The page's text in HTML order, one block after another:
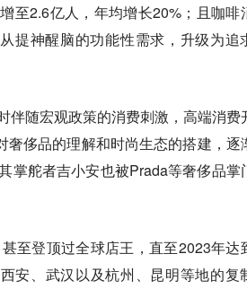
至2.6亿人，年均增长20%；且咖啡
提神醒脑的功能性需求，升级为追
伴随宏观政策的消费刺激，高端消费
侈品的理解和时尚生态的搭建，逐
掌舵者吉小安也被Prada等奢侈品掌
至登顶过全球店王，直至2023年达
安、武汉以及杭州、昆明等地的复